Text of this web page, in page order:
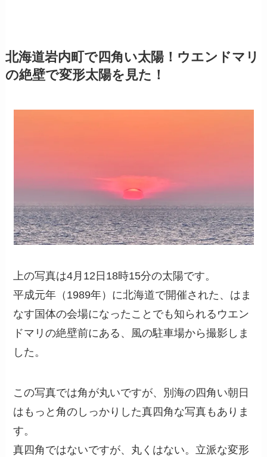
北海道岩内町で四角い太陽！ウエンドマリ
の絶壁で変形太陽を見た！
上の写真は4月12日18時15分の太陽です。
平成元年（1989年）に北海道で開催された、はま
なす国体の会場になったことでも知られるウエン
ドマリの絶壁前にある、風の駐車場から撮影しま
した。
この写真では角が丸いですが、別海の四角い朝日
はもっと角のしっかりした真四角な写真もありま
す。
真四角ではないですが、丸くはない。立派な変形